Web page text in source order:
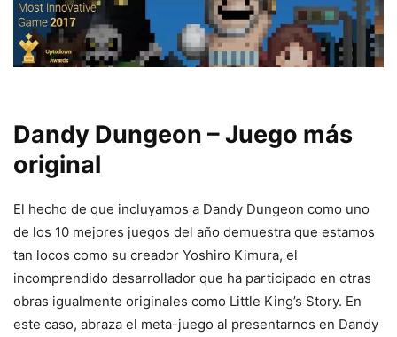
Dandy Dungeon – Juego más
original
El hecho de que incluyamos a Dandy Dungeon como uno
de los 10 mejores juegos del año demuestra que estamos
tan locos como su creador Yoshiro Kimura, el
incomprendido desarrollador que ha participado en otras
obras igualmente originales como Little King’s Story. En
este caso, abraza el meta-juego al presentarnos en Dandy